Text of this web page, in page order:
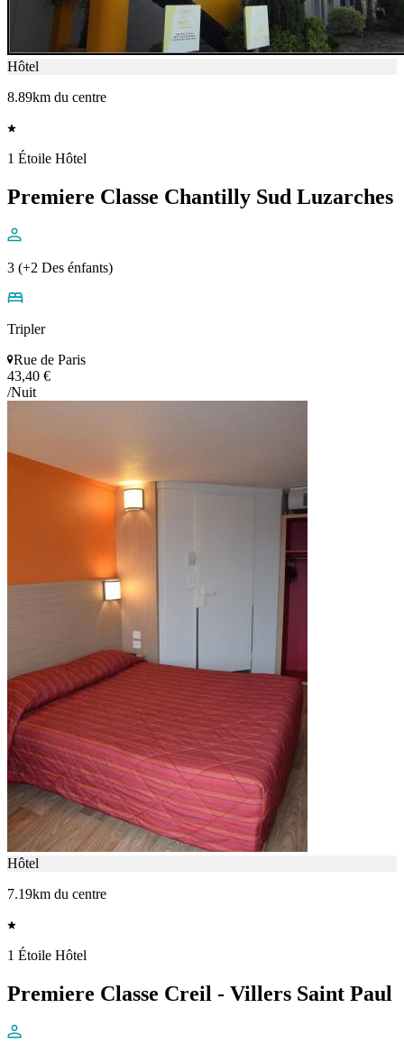
Hôtel
8.89km du centre
1 Étoile Hôtel
Premiere Classe Chantilly Sud Luzarches
3 (+2 Des énfants)
Tripler
Rue de Paris
43,40 €
/Nuit
Hôtel
7.19km du centre
1 Étoile Hôtel
Premiere Classe Creil - Villers Saint Paul